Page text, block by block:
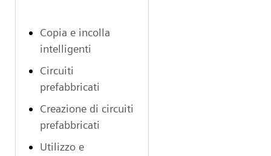
Copia e incolla
intelligenti
Circuiti
prefabbricati
Creazione di circuiti
prefabbricati
Utilizzo e